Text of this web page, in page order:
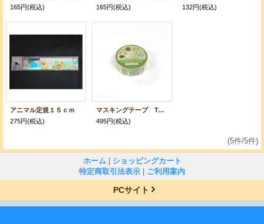
165円(税込)
165円(税込)
132円(税込)
アニマル定規１５ｃｍ
275円(税込)
マスキングテープ TobeZooアニマルズ
495円(税込)
(5件/5件)
ホーム | ショッピングカート
特定商取引法表示 | ご利用案内
PCサイト